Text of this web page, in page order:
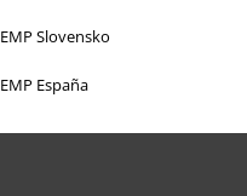
EMP Slovensko
EMP España